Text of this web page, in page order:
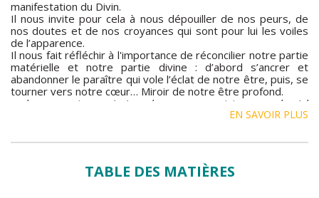
manifestation du Divin.
Il nous invite pour cela à nous dépouiller de nos peurs, de
nos doutes et de nos croyances qui sont pour lui les voiles
de l’apparence.
Il nous fait réfléchir à l'importance de réconcilier notre partie
matérielle et notre partie divine : d’abord s’ancrer et
abandonner le paraître qui vole l’éclat de notre être, puis, se
tourner vers notre cœur… Miroir de notre être profond.
le cœur est un miroir, calme ses eaux et tu verras le ciel
EN SAVOIR PLUS
TABLE DES MATIÈRES